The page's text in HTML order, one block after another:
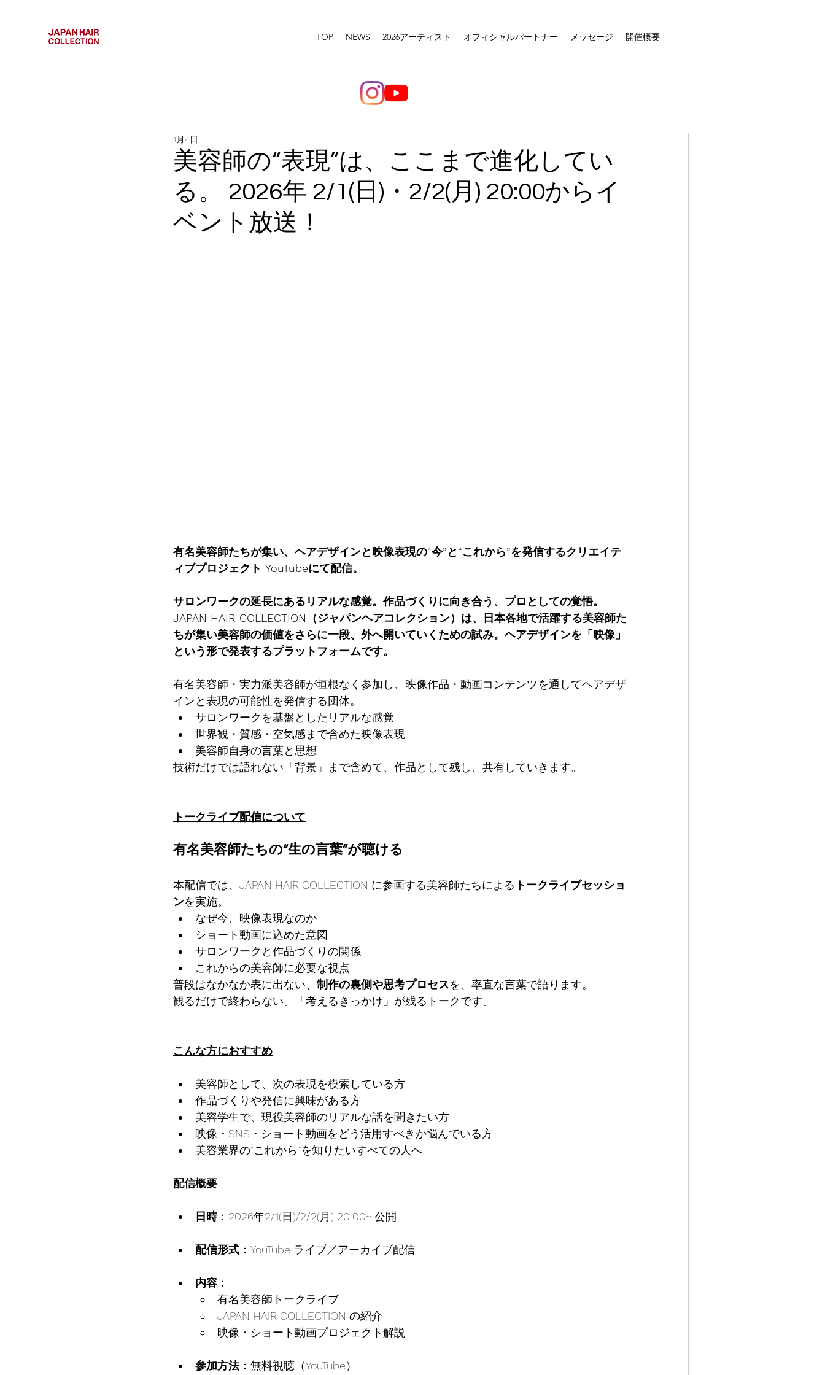
TOP NEWS 2026アーティスト オフィシャルパートナー メッセージ 開催概要
美容師の“表現”は、ここまで進化してい
る。 2026年 2/1(日)・2/2(月) 20:00からイ
ベント放送！
1月4日
有名美容師たちが集い、ヘアデザインと映像表現の“今”と“これから”を発信するクリエイテ
ィブプロジェクト YouTubeにて配信。
サロンワークの延長にあるリアルな感覚。作品づくりに向き合う、プロとしての覚悟。
JAPAN HAIR COLLECTION（ジャパンヘアコレクション）は、日本各地で活躍する美容師た
ちが集い美容師の価値をさらに一段、外へ開いていくための試み。ヘアデザインを「映像」
という形で発表するプラットフォームです。
有名美容師・実力派美容師が垣根なく参加し、映像作品・動画コンテンツを通してヘアデザ
インと表現の可能性を発信する団体。
サロンワークを基盤としたリアルな感覚
世界観・質感・空気感まで含めた映像表現
美容師自身の言葉と思想
技術だけでは語れない「背景」まで含めて、作品として残し、共有していきます。
トークライブ配信について
有名美容師たちの“生の言葉”が聴ける
本配信では、JAPAN HAIR COLLECTION に参画する美容師たちによる トークライブセッショ
ンを実施。
なぜ今、映像表現なのか
ショート動画に込めた意図
サロンワークと作品づくりの関係
これからの美容師に必要な視点
普段はなかなか表に出ない、 制作の裏側や思考プロセスを、率直な言葉で語ります。
観るだけで終わらない。「考えるきっかけ」が残るトークです。
こんな方におすすめ
美容師として、次の表現を模索している方
作品づくりや発信に興味がある方
美容学生で、現役美容師のリアルな話を聞きたい方
映像・SNS・ショート動画をどう活用すべきか悩んでいる方
美容業界の“これから”を知りたいすべての人へ
配信概要
日時：2026年2/1(日)/2/2(月) 20:00~ 公開
配信形式 ：YouTube ライブ／アーカイブ配信
内容 ：
有名美容師トークライブ
JAPAN HAIR COLLECTION の紹介
映像・ショート動画プロジェクト解説
参加方法：無料視聴（YouTube）